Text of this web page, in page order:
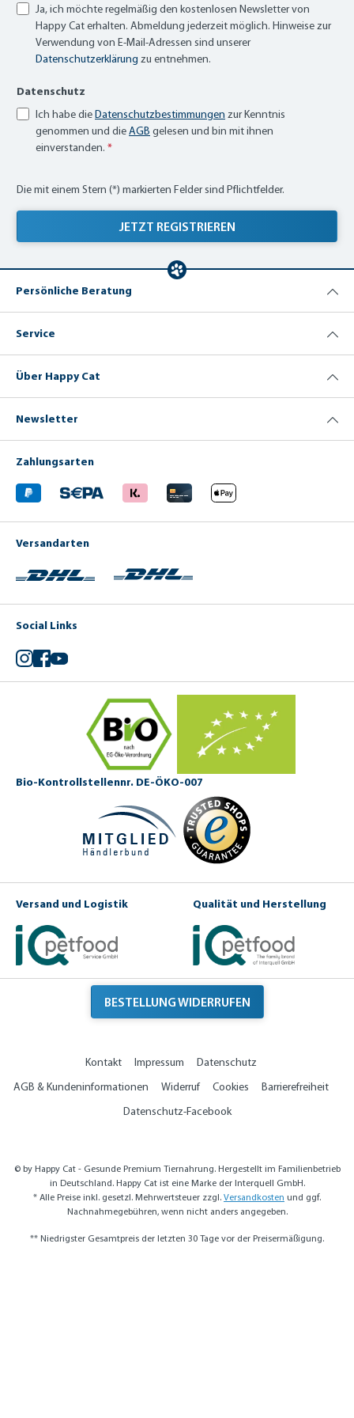
Ja, ich möchte regelmäßig den kostenlosen Newsletter von
Happy Cat erhalten. Abmeldung jederzeit möglich. Hinweise zur
Verwendung von E-Mail-Adressen sind unserer
Datenschutzerklärung zu entnehmen.
Datenschutz
Ich habe dieDatenschutzbestimmungen zur Kenntnis
genommen und dieAGB gelesen und bin mit ihnen
einverstanden. *
Die mit einem Stern (*) markierten Felder sind Pflichtfelder.
JETZT REGISTRIEREN
Persönliche Beratung
Service
Über Happy Cat
Newsletter
Zahlungsarten
Versandarten
Social Links
Instagram
Facebook
YouTube
Bio-Kontrollstellennr. DE-ÖKO-007
Versand und Logistik Qualität und Herstellung
BESTELLUNG WIDERRUFEN
Kontakt Impressum
Datenschutz
AGB & Kundeninformationen
Widerruf Cookies
Barrierefreiheit
Datenschutz-Facebook
© by Happy Cat - Gesunde Premium Tiernahrung. Hergestellt im Familienbetrieb
in Deutschland. Happy Cat ist eine Marke der Interquell GmbH.
* Alle Preise inkl. gesetzl. Mehrwertsteuer zzgl. Versandkosten und ggf.
Nachnahmegebühren, wenn nicht anders angegeben.
** Niedrigster Gesamtpreis der letzten 30 Tage vor der Preisermäßigung.